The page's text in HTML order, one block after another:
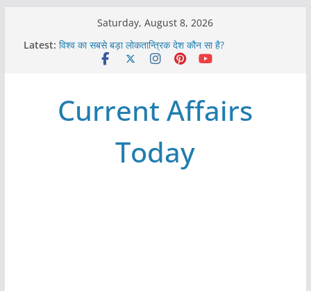
Saturday, August 8, 2026
Latest: विश्व का सबसे बड़ा लोकतान्त्रिक देश कौन सा है?
Refeeding Syndrome and its Management
विश्व में कितने प्रकार के शासन होते है?
Current Affairs
Today